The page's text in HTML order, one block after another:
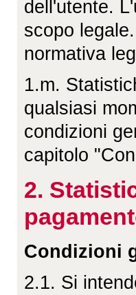
dell'utente.
scopo
normativa
1.m.
qualsiasi
condizioni
capitolo
2.
Condizioni
2.1. Si